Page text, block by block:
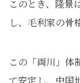
このとき、隆景
し、毛利家の骨
この「両川」体